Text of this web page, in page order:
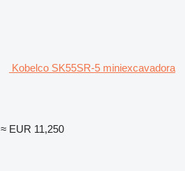
Kobelco SK55SR-5 miniexcavadora
≈ EUR 11,250